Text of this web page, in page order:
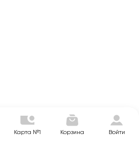
Карта №1 Корзина Войти